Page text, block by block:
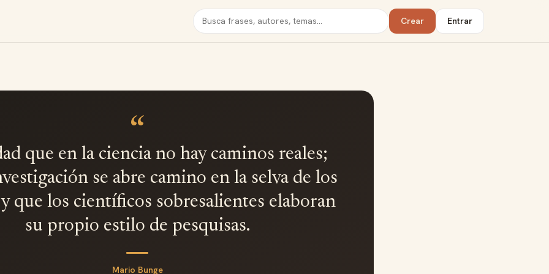
Buscar Crear Entrar
“
que en la ciencia no hay caminos reales;
se abre camino en la selva de los
que los científicos sobresalientes elaboran
su propio estilo de pesquisas.
Mario Bunge